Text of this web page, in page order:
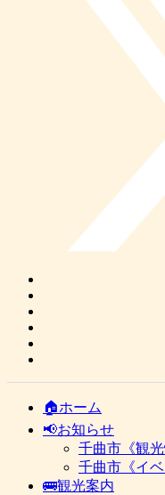
🏠ホーム
📢お知らせ
千曲市《観光
千曲市《イベ
🚌観光案内